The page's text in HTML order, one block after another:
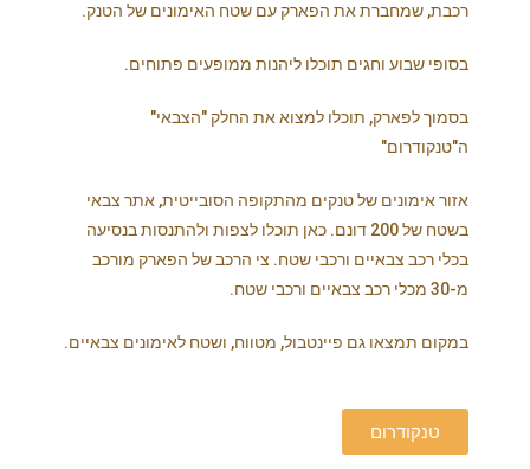
רכבת, שמחברת את הפארק עם שטח האימונים של הטנק.
בסופי שבוע וחגים תוכלו ליהנות ממופעים פתוחים.
בסמוך לפארק, תוכלו למצוא את החלק "הצבאי"
ה"טנקודרום"
אזור אימונים של טנקים מהתקופה הסובייטית, אתר צבאי
בשטח של 200 דונם. כאן תוכלו לצפות ולהתנסות בנסיעה
בכלי רכב צבאיים ורכבי שטח. צי הרכב של הפארק מורכב
מ-30 מכלי רכב צבאיים ורכבי שטח.
במקום תמצאו גם פיינטבול, מטווח, ושטח לאימונים צבאיים.
טנקודרום